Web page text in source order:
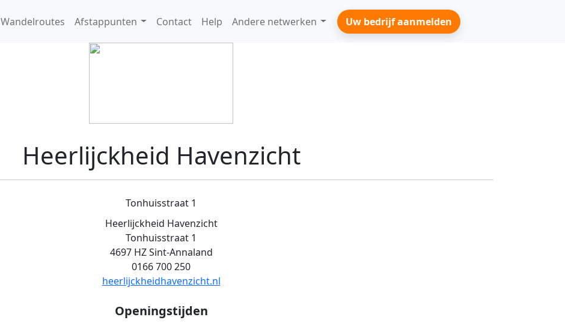
Wandelroutes Afstappunten Contact Help Andere netwerken Uw bedrijf aanmelden
Heerlijckheid Havenzicht
Tonhuisstraat 1
Heerlijckheid Havenzicht
Tonhuisstraat 1
4697 HZ Sint-Annaland
0166 700 250
heerlijckheidhavenzicht.nl
Openingstijden